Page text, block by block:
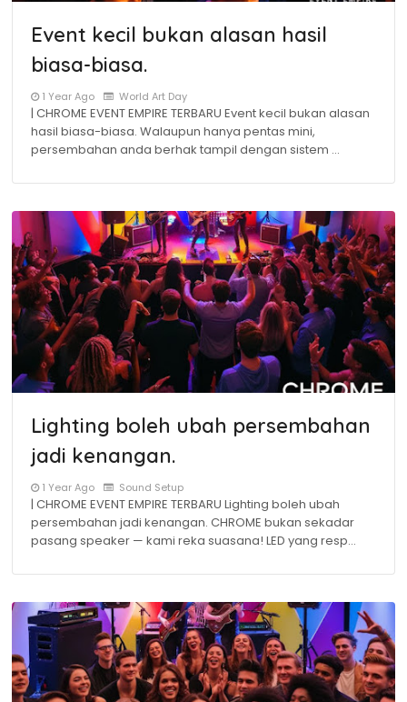
Event kecil bukan alasan hasil
biasa-biasa.
1 Year Ago World Art Day
| CHROME EVENT EMPIRE TERBARU Event kecil bukan alasan
hasil biasa-biasa. Walaupun hanya pentas mini,
persembahan anda berhak tampil dengan sistem …
Lighting boleh ubah persembahan
jadi kenangan.
1 Year Ago Sound Setup
| CHROME EVENT EMPIRE TERBARU Lighting boleh ubah
persembahan jadi kenangan. CHROME bukan sekadar
pasang speaker — kami reka suasana! LED yang resp…